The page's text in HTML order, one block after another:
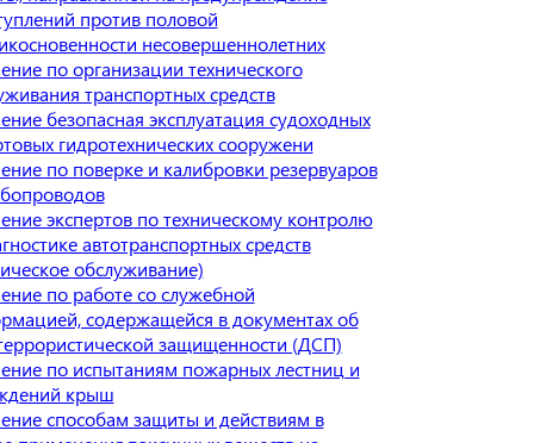
против половой
несовершеннолетних
по организации технического
транспортных средств
безопасная эксплуатация судоходных
гидротехнических сооружени
по поверке и калибровки резервуаров
экспертов по техническому контролю
автотранспортных средств
обслуживание)
по работе со служебной
содержащейся в документах об
защищенности (ДСП)
по испытаниям пожарных лестниц и
крыш
способам защиты и действиям в